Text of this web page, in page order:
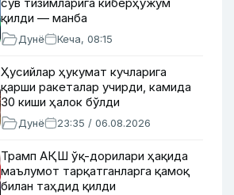
қилди — манба
Дунё Кеча, 08:15
Ҳусийлар ҳукумат кучларига
қарши ракеталар учирди, камида
30 киши ҳалок бўлди
Дунё 23:35 / 06.08.2026
Трамп АҚШ ўқ-дорилари ҳақида
маълумот тарқатганларга қамоқ
билан таҳдид қилди